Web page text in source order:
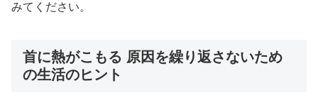
みてください。
首に熱がこもる 原因を繰り返さないため
の生活のヒント